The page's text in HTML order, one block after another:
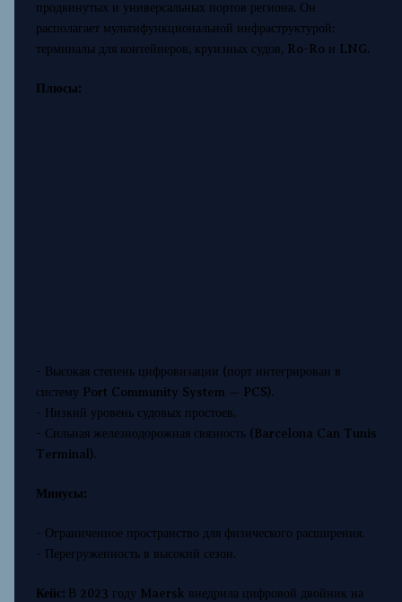
продвинутых и универсальных портов региона. Он
располагает мультифункциональной инфраструктурой:
терминалы для контейнеров, круизных судов, Ro-Ro и LNG.
Плюсы:
- Высокая степень цифровизации (порт интегрирован в
систему Port Community System — PCS).
- Низкий уровень судовых простоев.
- Сильная железнодорожная связность (Barcelona Can Tunis
Terminal).
Минусы:
- Ограниченное пространство для физического расширения.
- Перегруженность в высокий сезон.
Кейс:В 2023 году Maersk внедрила цифровой двойник на